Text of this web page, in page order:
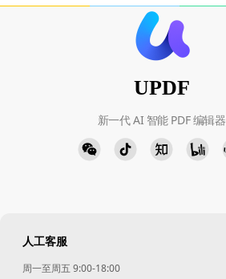
UPDF
新一代 AI 智能 PDF 编辑器
人工客服
周一至周五 9:00-18:00